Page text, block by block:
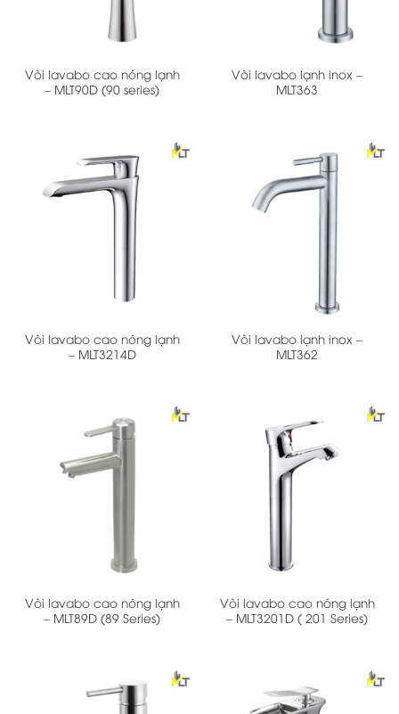
Vòi lavabo cao nóng lạnh
– MLT90D (90 series)
Vòi lavabo lạnh inox –
MLT363
Vòi lavabo cao nóng lạnh
– MLT3214D
Vòi lavabo lạnh inox –
MLT362
Vòi lavabo cao nóng lạnh
– MLT89D (89 Series)
Vòi lavabo cao nóng lạnh
– MLT3201D ( 201 Series)